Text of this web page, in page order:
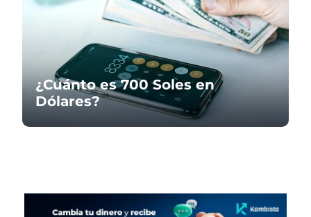
¿Cuánto es 700 Soles en
Dólares?